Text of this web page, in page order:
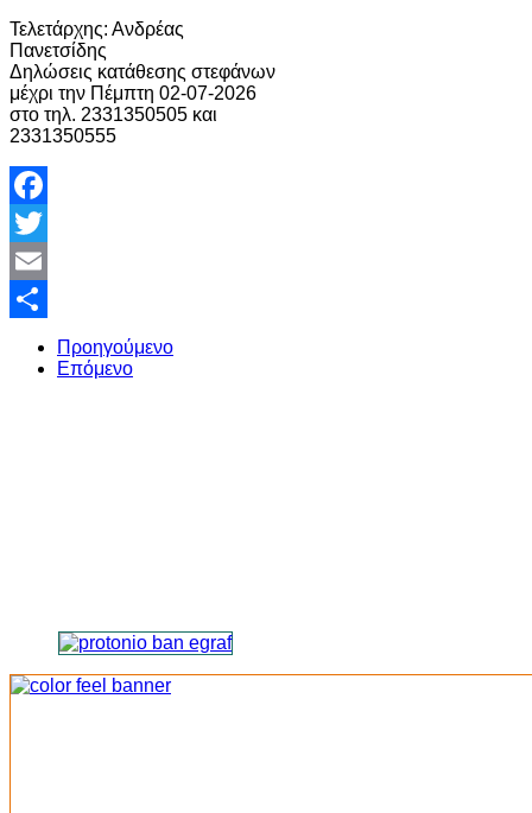
Τελετάρχης: Ανδρέας
Πανετσίδης
Δηλώσεις κατάθεσης στεφάνων
μέχρι την Πέμπτη 02-07-2026
στο τηλ. 2331350505 και
2331350555
Facebook
Twitter
Email
Share
Προηγούμενο
Επόμενο